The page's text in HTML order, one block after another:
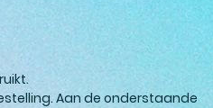
Aan de onderstaande